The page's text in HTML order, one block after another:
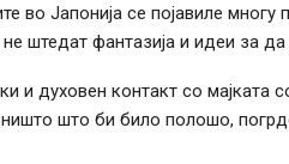
во Јапонија се појавиле
не штедат фантазија и идеи за
и духовен контакт со мајката
што би било полошо,